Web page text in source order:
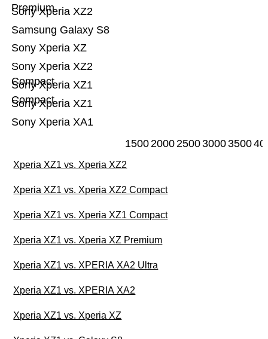
Sony Xperia XA1
Sony Xperia XZ1
Sony Xperia XZ1
Compact
Sony Xperia XZ2
Compact
Sony Xperia XZ
Samsung Galaxy S8
Sony Xperia XZ2
Premium
15002000250030003500
Xperia XZ1 vs. Xperia XZ2
Xperia XZ1 vs. Xperia XZ2 Compact
Xperia XZ1 vs. Xperia XZ1 Compact
Xperia XZ1 vs. Xperia XZ Premium
Xperia XZ1 vs. XPERIA XA2 Ultra
Xperia XZ1 vs. XPERIA XA2
Xperia XZ1 vs. Xperia XZ